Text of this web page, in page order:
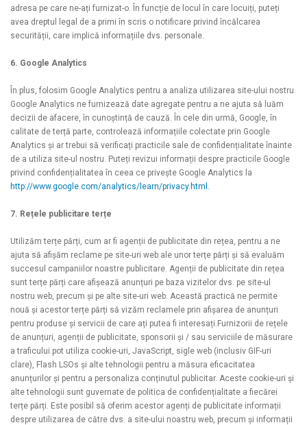
adresa pe care ne-ați furnizat-o. În funcție de locul în care locuiți, puteți
avea dreptul legal de a primi în scris o notificare privind încălcarea
securității, care implică informațiile dvs. personale.
6. Google Analytics
În plus, folosim Google Analytics pentru a analiza utilizarea site-ului nostru.
Google Analytics ne furnizează date agregate pentru a ne ajuta să luăm
decizii de afacere, în cunoștință de cauză. În cele din urmă, Google, în
calitate de terță parte, controlează informațiile colectate prin Google
Analytics și ar trebui să verificați practicile sale de confidențialitate înainte
de a utiliza site-ul nostru. Puteți revizui informații despre practicile Google
privind confidențialitatea în ceea ce privește Google Analytics la
http://www.google.com/analytics/learn/privacy.html .
7. Rețele publicitare terțe
Utilizăm terțe părți, cum ar fi agenții de publicitate din rețea, pentru a ne
ajuta să afișăm reclame pe site-uri web ale unor terțe părți și să evaluăm
succesul campaniilor noastre publicitare. Agenții de publicitate din rețea
sunt terțe părți care afișează anunțuri pe baza vizitelor dvs. pe site-ul
nostru web, precum și pe alte site-uri web. Această practică ne permite
nouă și acestor terțe părți să vizăm reclamele prin afișarea de anunțuri
pentru produse și servicii de care ați putea fi interesați.Furnizorii de rețele
de anunțuri, agenții de publicitate, sponsorii și / sau serviciile de măsurare
a traficului pot utiliza cookie-uri, JavaScript, sigle web (inclusiv GIF-uri
clare), Flash LSOs și alte tehnologii pentru a măsura eficacitatea
anunțurilor și pentru a personaliza conținutul publicitar. Aceste cookie-uri și
alte tehnologii sunt guvernate de politica de confidențialitate a fiecărei
terțe părți. Este posibil să oferim acestor agenți de publicitate informații
despre utilizarea de către dvs. a site-ului noastru web, precum și informații